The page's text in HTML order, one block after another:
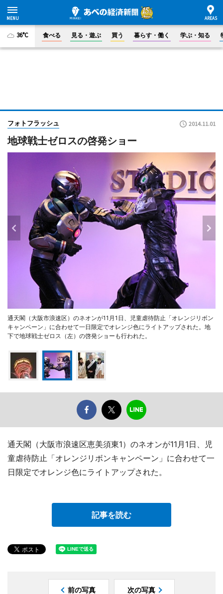
36°C 食べる 見る・遊ぶ 買う 暮らす・働く 学ぶ・知る
フォトフラッシュ 2014.11.01
地球戦士ゼロスの啓発ショー
通天閣（大阪市浪速区）のネオンが11月1日、児童虐待防止「オレンジリボン
キャンペーン」に合わせて一日限定でオレンジ色にライトアップされた。地
下で地球戦士ゼロス（左）の啓発ショーも行われた。
通天閣（大阪市浪速区恵美須東1）のネオンが11月1日、児
童虐待防止「オレンジリボンキャンペーン」に合わせて一
日限定でオレンジ色にライトアップされた。
記事を読む
前の写真 次の写真